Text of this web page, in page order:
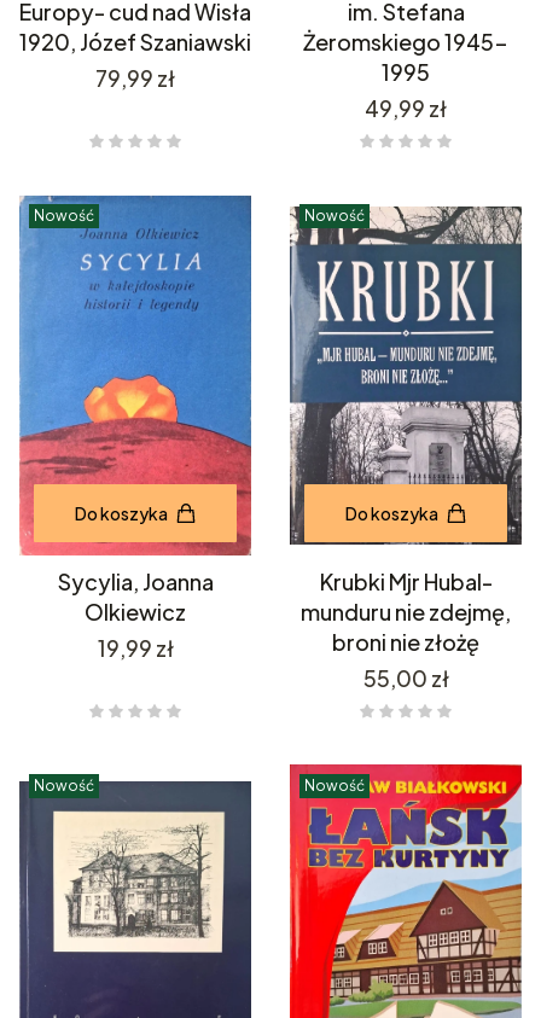
Europy- cud nad Wisła
1920, Józef Szaniawski
Cena
79,99 zł
im. Stefana
Żeromskiego 1945-
1995
Cena
49,99 zł
Nowość
Do koszyka
Sycylia, Joanna
Olkiewicz
Cena
19,99 zł
Nowość
Do koszyka
Krubki Mjr Hubal-
munduru nie zdejmę,
broni nie złożę
Cena
55,00 zł
Nowość Nowość